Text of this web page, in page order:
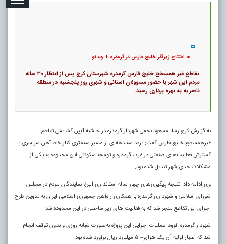
افتتاح زیرگذر خلیج فارس در گرمدره + ویدئو
تقاطع غیر همسطح خلیج فارس گرمدره شهرستان کرج پس از انتظار ۳۰ ساله
مردم این شهر با حضور مسوولان استانی و شهری روز پنجشنبه در منطقه
ناصریه به بهره برداری رسید.
به گزارش کرج رسا، مسعود نجفی شهردار گرمدره در حاشیه آیین گشایش تقاطع
غیرهمسطح خلیج فارس گفت: تردد سه دهه‌ای از مسیر سه‌متری کنار خط آهن سراسری با
گسترش فعالیت‌های صنعتی در غرب گرمدره و توسعه سکونتی این محدوده به یکی از
مشکلات جدی شهر تبدیل شده بود.
وی ادامه داد: نتیجه پیگیری‌های چهار ساله استانداری البرز، نمایندگان مردم در مجلس
شورای اسلامی و شهرداری گرمدره با همکاری راه‌آهن جمهوری اسلامی ایران به تدوین طرح
اجرای این تقاطع منجر شد که به فعالیت های زیر ساختی در این محدوده شد.
شهردار گرمدره افزود: عملیات اجرایی این پروژه به‌صورت شبانه روزی و بدون توقف انجام
شد که اعتبار اولیه آن یک هزارو۵۰۰ میلیارد ریال برآورد شده بود.